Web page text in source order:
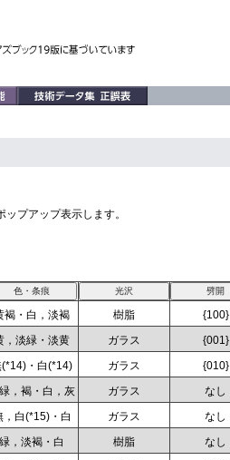
プアップ表示します。
褐・白，淡褐 樹脂 {100}
，淡緑・淡黄 ガラス {001}
(*14)・白(*14) ガラス {010}
，褐・白，灰 ガラス なし
，白(*15)・白 ガラス なし
緑，淡褐・白 樹脂 なし